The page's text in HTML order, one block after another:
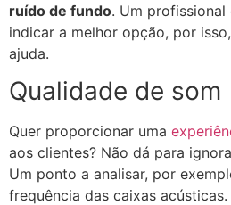
ruído de fundo. Um
indicar a melhor opção, por
ajuda.
Qualidade de som
Quer proporcionar uma
aos clientes? Não dá para
Um ponto a analisar, por
frequência das caixas acústicas.